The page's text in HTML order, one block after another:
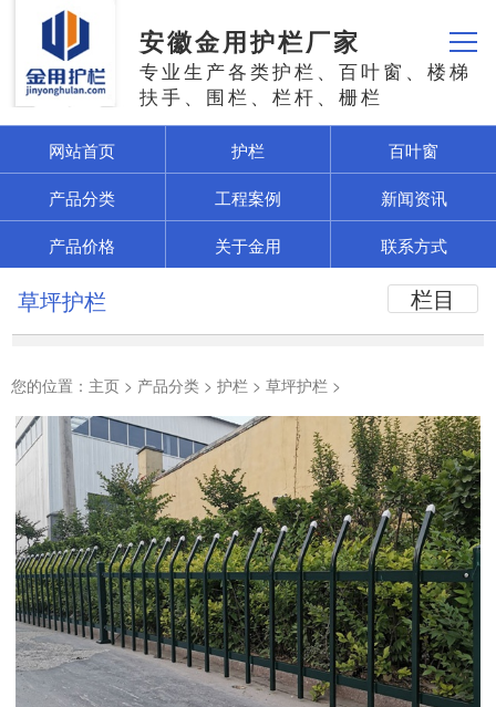
安徽金用护栏厂家
专业生产各类护栏、百叶窗、楼梯
扶手、围栏、栏杆、栅栏
网站首页 护栏
百叶窗
产品分类
工程案例
新闻资讯
产品价格
关于金用 联系方式
栏目
草坪护栏
您的位置： 主页 > 产品分类 > 护栏 > 草坪护栏 >